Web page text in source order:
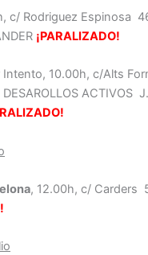
c/ Rodriguez Espinosa
¡PARALIZADO!
Intento, 10.00h, c/Alts
DESAROLLOS ACTIVOS
, 12.00h, c/ Carders